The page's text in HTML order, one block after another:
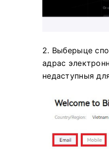
2. Выберыце
адрас
недаступныя